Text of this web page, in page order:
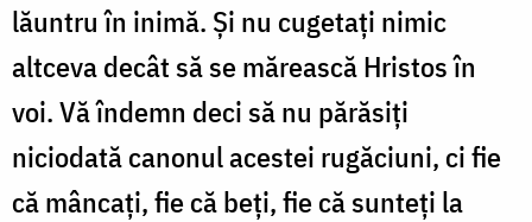
lăuntru în inimă. Și nu cugetați nimic
altceva decât să se mărească Hristos în
voi. Vă îndemn deci să nu părăsiți
niciodată canonul acestei rugăciuni, ci fie
că mâncați, fie că beți, fie că sunteți la